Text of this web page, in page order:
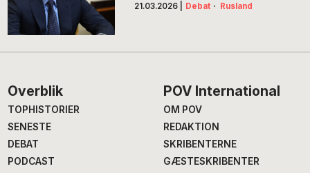
21.03.2026 Debat · Rusland
Footer
Overblik
TOPHISTORIER
SENESTE
DEBAT
PODCAST
POV International
OM POV
REDAKTION
SKRIBENTERNE
GÆSTESKRIBENTER